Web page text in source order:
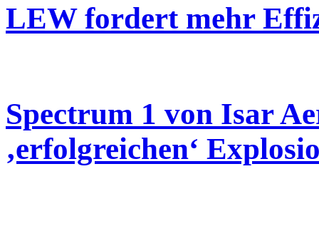
LEW fordert mehr
Spectrum 1 von Isar
‚erfolgreichen‘